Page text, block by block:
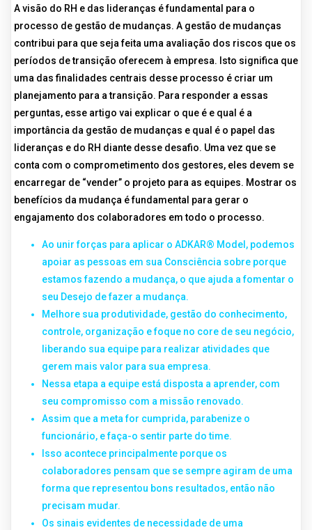
A visão do RH e das lideranças é fundamental para o
processo de gestão de mudanças. A gestão de mudanças
contribui para que seja feita uma avaliação dos riscos que os
períodos de transição oferecem à empresa. Isto significa que
uma das finalidades centrais desse processo é criar um
planejamento para a transição. Para responder a essas
perguntas, esse artigo vai explicar o que é e qual é a
importância da gestão de mudanças e qual é o papel das
lideranças e do RH diante desse desafio. Uma vez que se
conta com o comprometimento dos gestores, eles devem se
encarregar de “vender” o projeto para as equipes. Mostrar os
benefícios da mudança é fundamental para gerar o
engajamento dos colaboradores em todo o processo.
Ao unir forças para aplicar o ADKAR® Model, podemos
apoiar as pessoas em sua Consciência sobre porque
estamos fazendo a mudança, o que ajuda a fomentar o
seu Desejo de fazer a mudança.
Melhore sua produtividade, gestão do conhecimento,
controle, organização e foque no core de seu negócio,
liberando sua equipe para realizar atividades que
gerem mais valor para sua empresa.
Nessa etapa a equipe está disposta a aprender, com
seu compromisso com a missão renovado.
Assim que a meta for cumprida, parabenize o
funcionário, e faça-o sentir parte do time.
Isso acontece principalmente porque os
colaboradores pensam que se sempre agiram de uma
forma que representou bons resultados, então não
precisam mudar.
Os sinais evidentes de necessidade de uma